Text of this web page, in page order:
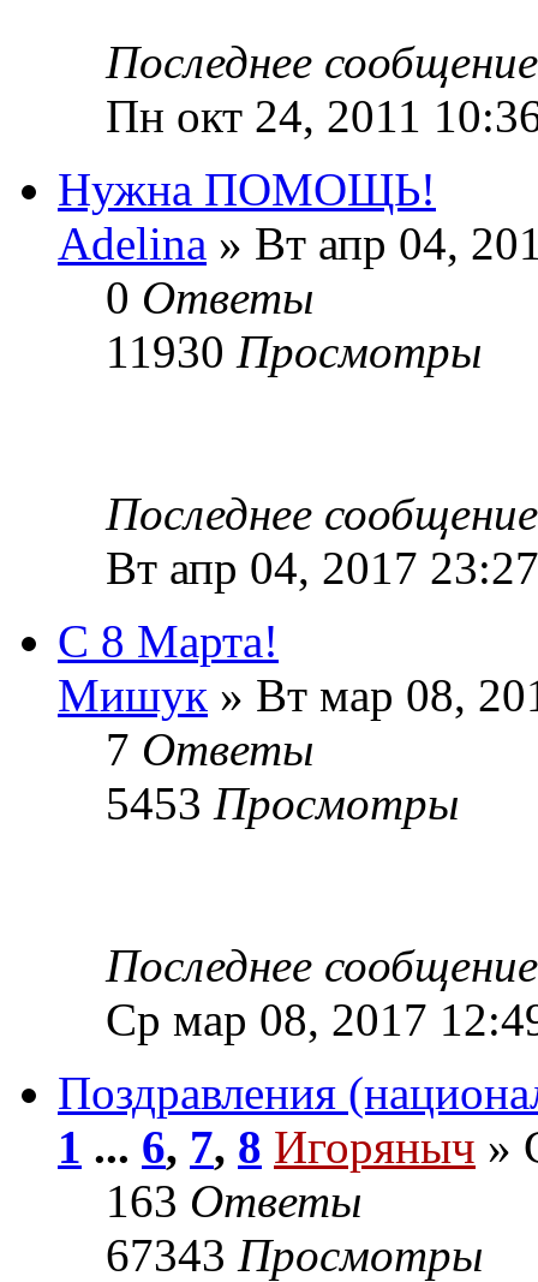
Последнее
Пн окт 24, 2011
Нужна ПОМОЩЬ!
Adelina » Вт апр 04,
0 Ответы
11930 Просмотры
Последнее
Вт апр 04, 2017 23:27
С 8 Марта!
Мишук » Вт мар 08,
7 Ответы
5453 Просмотры
Последнее
Ср мар 08, 2017
Поздравления
1 ... 6, 7, 8 Игоряныч »
163 Ответы
67343 Просмотры